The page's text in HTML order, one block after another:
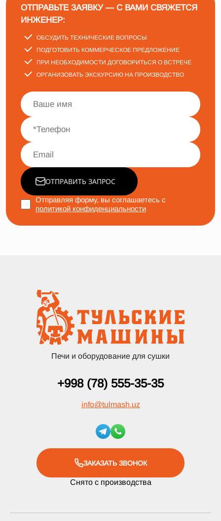
ОТПРАВЬТЕ ЗАЯВКУ — С ВАМИ СВЯЖЕТСЯ
ИНЖЕНЕР:
ОБСУДИТЬ ТЕХНИЧЕСКИЕ ВОПРОСЫ
ПОДГОТОВИТЬ КОММЕРЧЕСКОЕ ПРЕДЛОЖЕНИЕ
ПРИ НЕОБХОДИМОСТИ ДОГОВОРИТЬСЯ О ВСТРЕЧЕ
ОРГАНИЗОВАТЬ ЭКСКУРСИЮ НА ПРОИЗВОДСТВО
ОТПРАВИТЬ ЗАПРОС
Отправляя форму, вы соглашаетесь с
политикой конфиденциальности
Печи и оборудование для сушки
+998 (78) 555-35-35
info@tulmash.uz
ЗАКАЗАТЬ ЗВОНОК
Снято с производства